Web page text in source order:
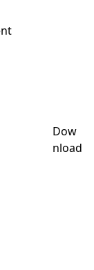
Dow
nload